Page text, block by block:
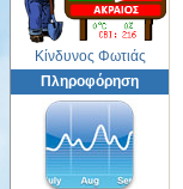
Κίνδυνος Φωτιάς
Πληροφόρηση